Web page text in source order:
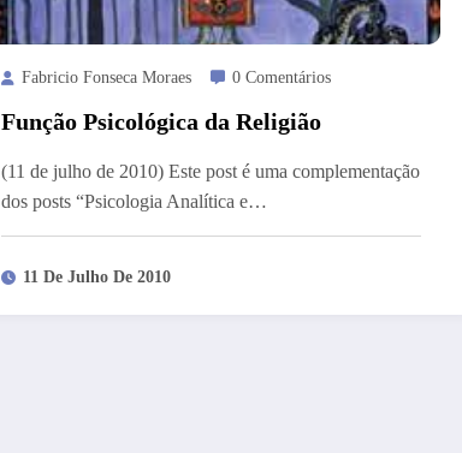
Fabricio Fonseca Moraes 0 Comentários
Função Psicológica da Religião
(11 de julho de 2010) Este post é uma complementação
dos posts “Psicologia Analítica e…
11 De Julho De 2010